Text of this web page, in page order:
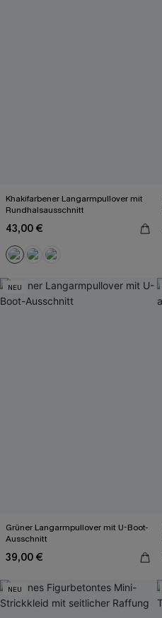
Khakifarbener Langarmpullover mit
Rundhalsausschnitt
43,00 €
NEU
Grüner Langarmpullover mit U-Boot-
Ausschnitt
39,00 €
NEU